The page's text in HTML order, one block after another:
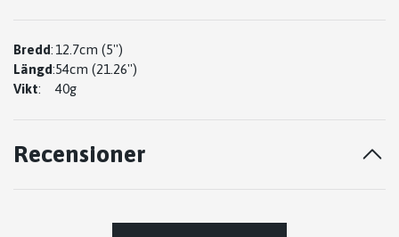
Bredd:12.7cm (5'')
Längd:54cm (21.26'')
Vikt: 40g
Recensioner